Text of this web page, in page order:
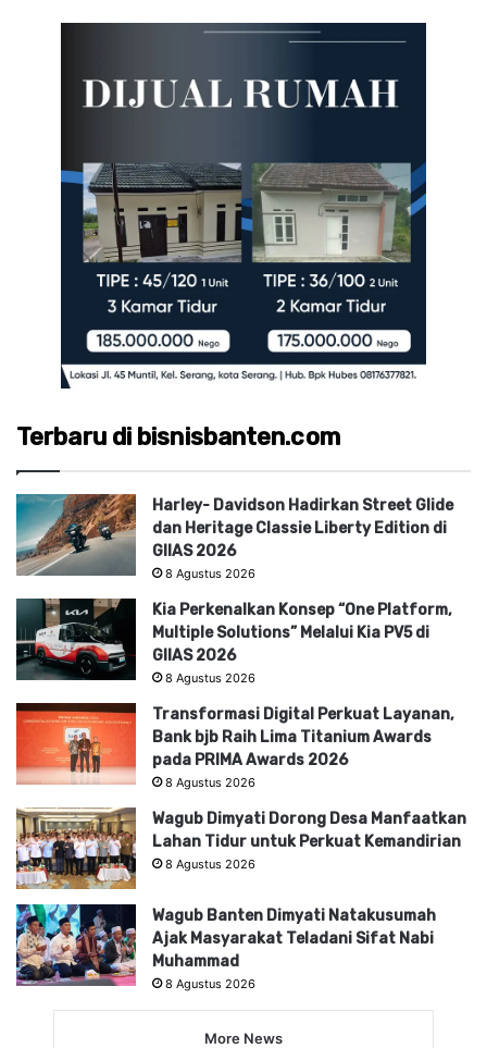
Terbaru di bisnisbanten.com
Harley- Davidson Hadirkan Street Glide
dan Heritage Classie Liberty Edition di
GIIAS 2026
8 Agustus 2026
Kia Perkenalkan Konsep “One Platform,
Multiple Solutions” Melalui Kia PV5 di
GIIAS 2026
8 Agustus 2026
Transformasi Digital Perkuat Layanan,
Bank bjb Raih Lima Titanium Awards
pada PRIMA Awards 2026
8 Agustus 2026
Wagub Dimyati Dorong Desa Manfaatkan
Lahan Tidur untuk Perkuat Kemandirian
8 Agustus 2026
Wagub Banten Dimyati Natakusumah
Ajak Masyarakat Teladani Sifat Nabi
Muhammad
8 Agustus 2026
More News